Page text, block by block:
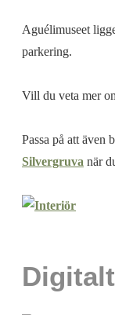
Aguélimuseet
parkering.
Vill du veta mer
Passa på att även
Silvergruva när